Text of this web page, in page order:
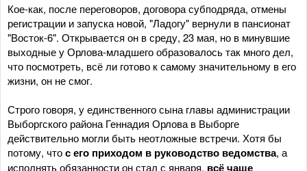
Кое-как, после переговоров, договора субподряда, отмены
регистрации и запуска новой, "Ладогу" вернули в пансионат
"Восток-6". Открывается он в среду, 23 мая, но в минувшие
выходные у Орлова-младшего образовалось так много дел,
что посмотреть, всё ли готово к самому значительному в его
жизни, он не смог.
Строго говоря, у единственного сына главы администрации
Выборгского района Геннадия Орлова в Выборге
действительно могли быть неотложные встречи. Хотя бы
потому, чтос его приходом в руководство ведомства, а
исполнять обязанности он стал с января, всё чаще